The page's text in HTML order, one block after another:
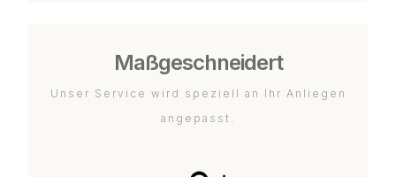
Maßgeschneidert
Unser Service wird speziell an Ihr Anliegen
angepasst.